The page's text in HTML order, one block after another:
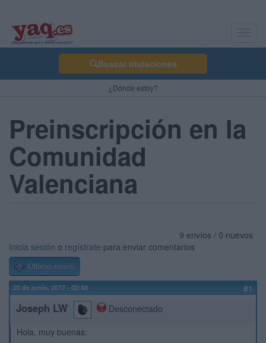
Buscar titulaciones
¿Dónde estoy?
Preinscripción en la
Comunidad
Valenciana
9 envíos / 0 nuevos
Inicia sesión o regístrate para enviar comentarios
Último envío
20 de junio, 2017 - 02:48 #1
Joseph LW
Desconectado
Hola, muy buenas: